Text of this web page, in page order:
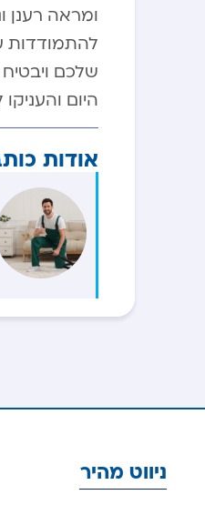
ומראה רענן
להתמודדות
שלכם
היום
אודות
ניווט מהיר